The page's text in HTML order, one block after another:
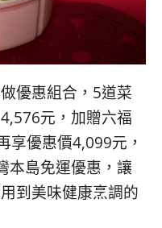
優惠組合，5道菜
元，加贈六福
享優惠價4,099元，
本島免運優惠，讓
到美味健康烹調的